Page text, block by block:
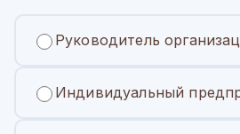
Руководитель
Индивидуальный